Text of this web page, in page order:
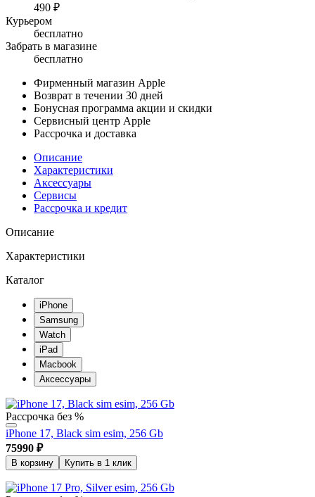
490 ₽
Курьером
бесплатно
Забрать в магазине
бесплатно
Фирменный магазин Apple
Возврат в течении 30 дней
Бонусная программа акции и скидки
Сервисный центр Apple
Рассрочка и доставка
Описание
Характеристики
Аксессуары
Сервисы
Рассрочка и кредит
Описание
Характеристики
Каталог
iPhone
Samsung
Watch
iPad
Macbook
Аксессуары
Рассрочка без %
iPhone 17, Black sim esim, 256 Gb
75990 ₽
В корзину Купить в 1 клик